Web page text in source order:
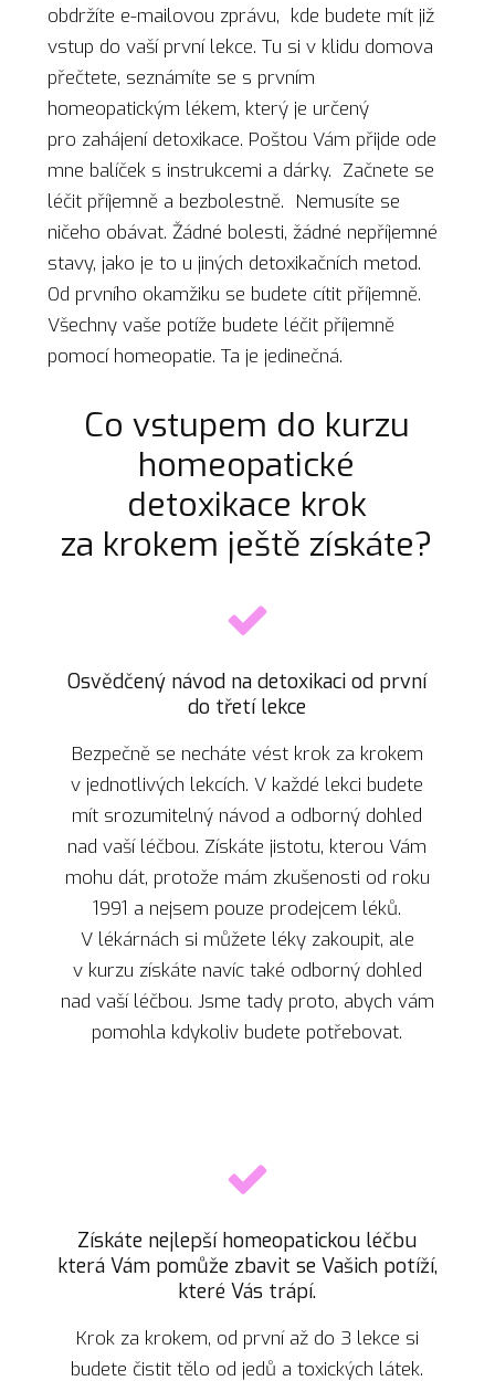
obdržíte e-mailovou zprávu, kde budete mít již
vstup do vaší první lekce. Tu si v klidu domova
přečtete, seznámíte se s prvním
homeopatickým lékem, který je určený
pro zahájení detoxikace. Poštou Vám přijde ode
mne balíček s instrukcemi a dárky. Začnete se
léčit příjemně a bezbolestně. Nemusíte se
ničeho obávat. Žádné bolesti, žádné nepříjemné
stavy, jako je to u jiných detoxikačních metod.
Od prvního okamžiku se budete cítit příjemně.
Všechny vaše potíže budete léčit příjemně
pomocí homeopatie. Ta je jedinečná.
Co vstupem do kurzu
homeopatické
detoxikace krok
za krokem ještě získáte?
Osvědčený návod na detoxikaci od první
do třetí lekce
Bezpečně se necháte vést krok za krokem
v jednotlivých lekcích. V každé lekci budete
mít srozumitelný návod a odborný dohled
nad vaší léčbou. Získáte jistotu, kterou Vám
mohu dát, protože mám zkušenosti od roku
1991 a nejsem pouze prodejcem léků.
V lékárnách si můžete léky zakoupit, ale
v kurzu získáte navíc také odborný dohled
nad vaší léčbou. Jsme tady proto, abych vám
pomohla kdykoliv budete potřebovat.
Získáte nejlepší homeopatickou léčbu
která Vám pomůže zbavit se Vašich potíží,
které Vás trápí.
Krok za krokem, od první až do 3 lekce si
budete čistit tělo od jedů a toxických látek.